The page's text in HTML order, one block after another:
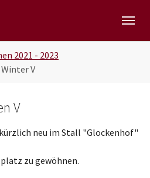
2021 - 2023
Winter V
V
neu im Stall "Glockenhof"
zu gewöhnen.